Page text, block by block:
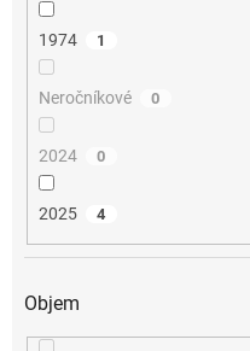
1974 1
Neročníkové 0
2024 0
2025 4
Objem